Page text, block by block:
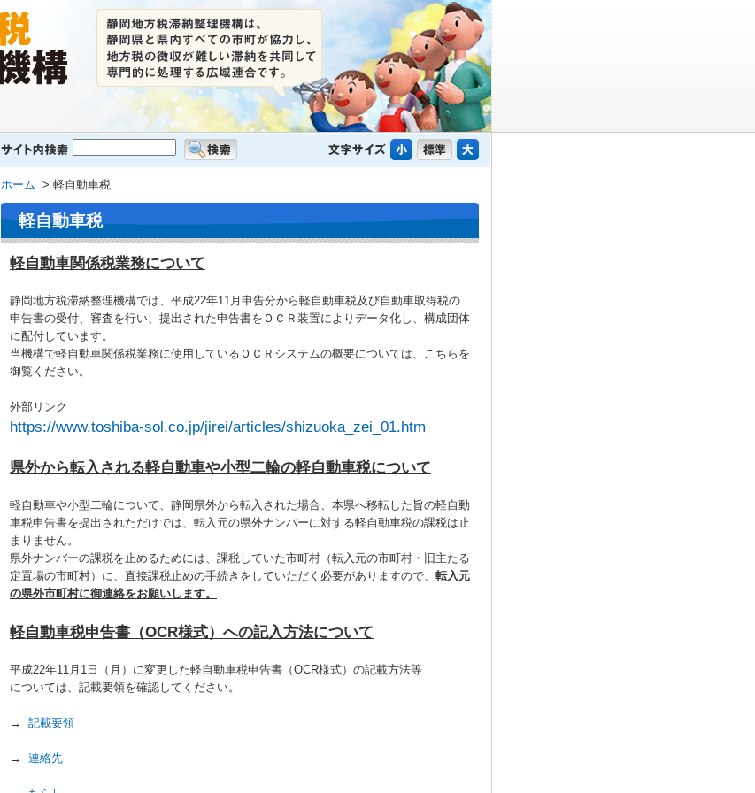
ホーム > 軽自動車税
軽自動車税
軽自動車関係税業務について
静岡地方税滞納整理機構では、平成22年11月申告分から軽自動車税及び自動車取得税の
申告書の受付、審査を行い、提出された申告書をＯＣＲ装置によりデータ化し、構成団体
に配付しています。
当機構で軽自動車関係税業務に使用しているＯＣＲシステムの概要については、こちらを
御覧ください。
外部リンク
https://www.toshiba-sol.co.jp/jirei/articles/shizuoka_zei_01.htm
県外から転入される軽自動車や小型二輪の軽自動車税について
軽自動車や小型二輪について、静岡県外から転入された場合、本県へ移転した旨の軽自動
車税申告書を提出されただけでは、転入元の県外ナンバーに対する軽自動車税の課税は止
まりません。
県外ナンバーの課税を止めるためには、課税していた市町村（転入元の市町村・旧主たる
定置場の市町村）に、直接課税止めの手続きをしていただく必要がありますので、 転入元
の県外市町村に御連絡をお願いします。
軽自動車税申告書（OCR様式）への記入方法について
平成22年11月1日（月）に変更した軽自動車税申告書（OCR様式）の記載方法等
については、記載要領を確認してください。
→ 記載要領
→ 連絡先